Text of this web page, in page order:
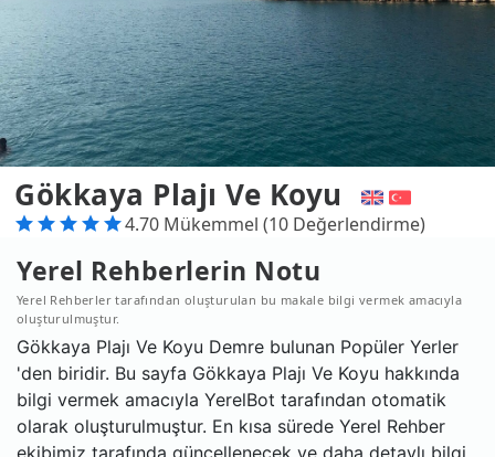
Gökkaya Plajı Ve Koyu
4.70 Mükemmel (10 Değerlendirme)
Yerel Rehberlerin Notu
Yerel Rehberler tarafından oluşturulan bu makale bilgi vermek amacıyla
oluşturulmuştur.
Gökkaya Plajı Ve Koyu Demre bulunan Popüler Yerler
'den biridir. Bu sayfa Gökkaya Plajı Ve Koyu hakkında
bilgi vermek amacıyla YerelBot tarafından otomatik
olarak oluşturulmuştur. En kısa sürede Yerel Rehber
ekibimiz tarafında güncellenecek ve daha detaylı bilgi